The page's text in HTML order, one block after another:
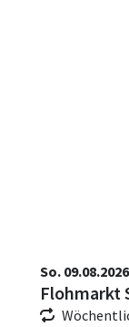
So. 09.08.2026
Flohmarkt